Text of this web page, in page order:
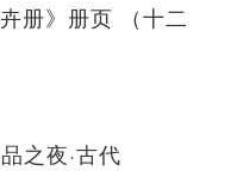
册》册页 （十二
之夜·古代